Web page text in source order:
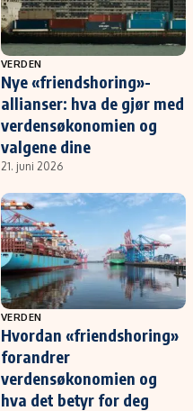
VERDEN
Nye «friendshoring»-
allianser: hva de gjør med
verdensøkonomien og
valgene dine
21. juni 2026
VERDEN
Hvordan «friendshoring»
forandrer
verdensøkonomien og
hva det betyr for deg